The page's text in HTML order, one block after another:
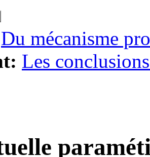
Du mécanisme
Les